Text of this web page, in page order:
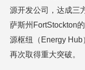
源开发公司，达成三
萨斯州FortStockton
源枢纽（Energy
再次取得重大突破。